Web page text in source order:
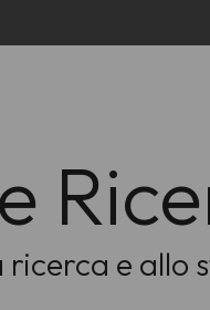
e allo